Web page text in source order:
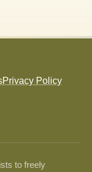
Privacy Policy
to freely